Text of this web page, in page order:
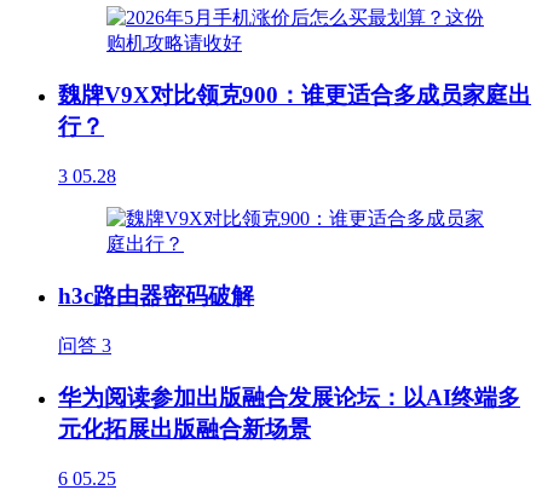
魏牌V9X对比领克900：谁更适合多成员家庭出
行？
3 05.28
h3c路由器密码破解
问答 3
华为阅读参加出版融合发展论坛：以AI终端多
元化拓展出版融合新场景
6 05.25